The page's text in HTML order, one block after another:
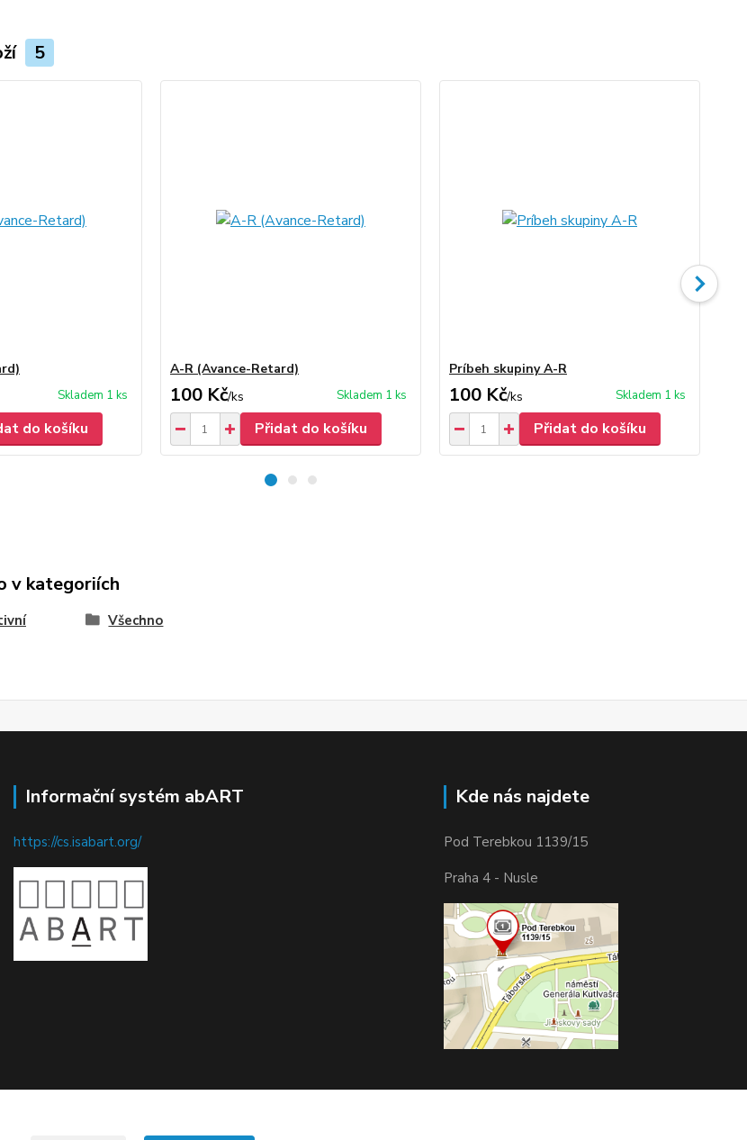
5
Skladem 1 ks
do košíku
A-R (Avance-Retard)
100 Kč/ks Skladem 1 ks
Přidat do košíku
Príbeh skupiny A-R
100 Kč/ks Skladem 1 ks
Přidat do košíku
v kategoriích
Všechno
Informační systém abART
https://cs.isabart.org/
Kde nás najdete
Pod Terebkou 1139/15
Praha 4 - Nusle